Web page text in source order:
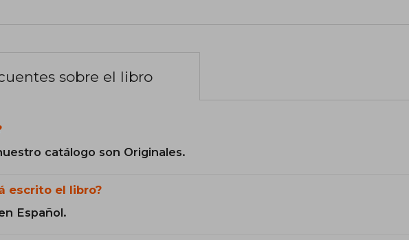
sobre el libro
catálogo son Originales.
escrito el libro?
Español.